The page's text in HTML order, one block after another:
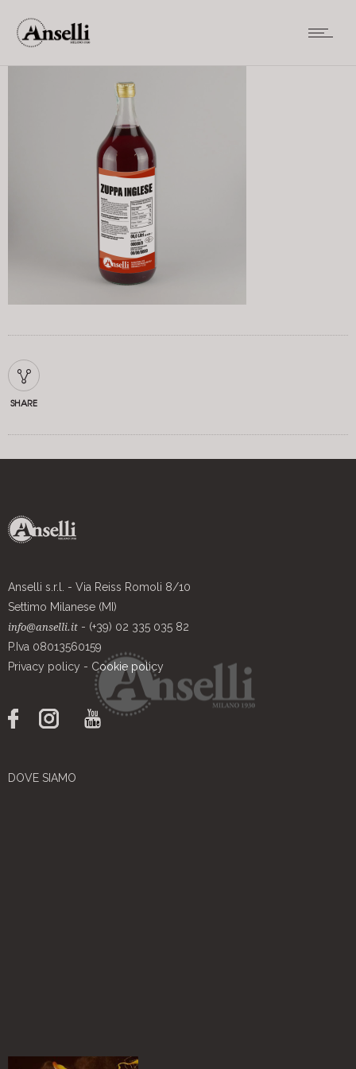
SHARE
Anselli s.r.l. - Via Reiss Romoli 8/10
Settimo Milanese (MI)
info@anselli.it - (+39) 02 335 035 82
P.Iva 08013560159
Privacy policy - Cookie policy
DOVE SIAMO